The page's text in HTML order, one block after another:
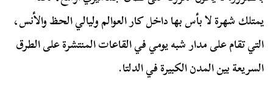
يمتلك شهرة لا بأس بها داخل كار العوالم وليالي الحظ والأنس،
التي تقام على مدار شبه يومي في القاعات المنتشرة على الطرق
السريعة بين المدن الكبيرة في الدلتا.